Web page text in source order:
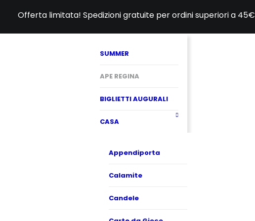
Offerta limitata! Spedizioni gratuite per ordini superiori a 45€
SUMMER
APE REGINA
BIGLIETTI AUGURALI
CASA
Appendiporta
Calamite
Candele